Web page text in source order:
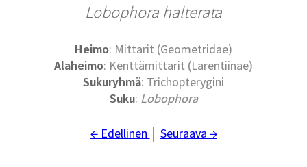
Lobophora halterata
Heimo: Mittarit (Geometridae)
Alaheimo: Kenttämittarit (Larentiinae)
Sukuryhmä: Trichopterygini
Suku: Lobophora
← Edellinen Seuraava →